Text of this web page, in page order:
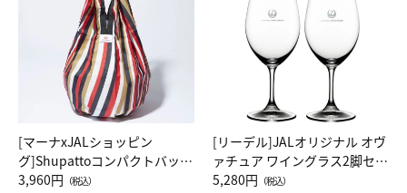
[マーナxJALショッピン
グ]Shupattoコンパクトバッグ
Drop JAL客室乗務員（LC）ス
3,960円 （税込）
[リーデル]JALオリジナル オヴ
ァチュア ワイングラス2脚セッ
ト（レッドワイン）
5,280円 （税込）